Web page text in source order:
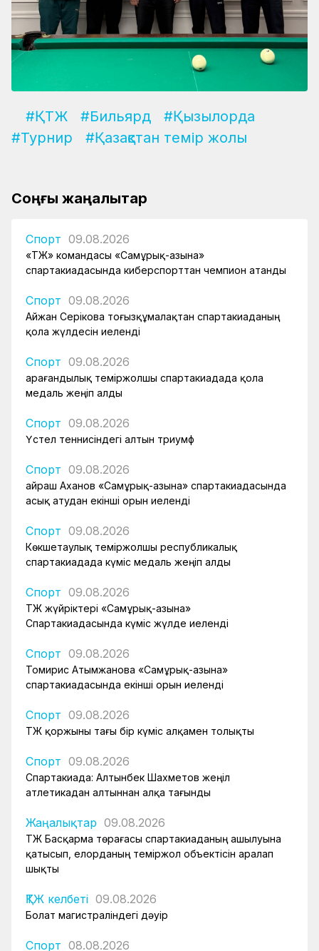
#ҚТЖ #Бильярд
#Қызылорда
#Турнир
#Қазақстан темір жолы
Соңғы жаңалықтар
Спорт 09.08.2026
«ҚТЖ» командасы «Самұрық-Қазына»
спартакиадасында киберспорттан чемпион атанды
Спорт 09.08.2026
Айжан Серікова тоғызқұмалақтан спартакиаданың
қола жүлдесін иеленді
Спорт 09.08.2026
Қарағандылық теміржолшы спартакиадада қола
медаль жеңіп алды
Спорт 09.08.2026
Үстел теннисіндегі алтын триумф
Спорт 09.08.2026
Қайраш Аханов «Самұрық-Қазына» спартакиадасында
асық атудан екінші орын иеленді
Спорт 09.08.2026
Көкшетаулық теміржолшы республикалық
спартакиадада күміс медаль жеңіп алды
Спорт 09.08.2026
ҚТЖ жүйріктері «Самұрық-Қазына»
Спартакиадасында күміс жүлде иеленді
Спорт 09.08.2026
Томирис Атымжанова «Самұрық-Қазына»
спартакиадасында екінші орын иеленді
Спорт 09.08.2026
ҚТЖ қоржыны тағы бір күміс алқамен толықты
Спорт 09.08.2026
Спартакиада: Алтынбек Шахметов жеңіл
атлетикадан алтыннан алқа тағынды
Жаңалықтар 09.08.2026
ҚТЖ Басқарма төрағасы спартакиаданың ашылуына
қатысып, елорданың теміржол объектісін аралап
шықты
ҚТЖ келбеті 09.08.2026
Болат магистраліндегі дәуір
Спорт 08.08.2026